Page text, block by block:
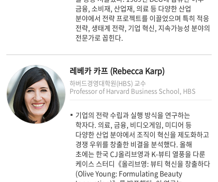
금융, 소비재, 산업재, 의료 등 다양한 산업
분야에서 전략 프로젝트를 이끌었으며 특히 적응
전략, 생태계 전략, 기업 혁신, 지속가능성 분야의
전문가로 꼽힌다.
레베카 카프 (Rebecca Karp)
하버드경영대학원(HBS) 교수
Professor of Harvard Business School, HBS
기업의 전략 수립과 실행 방식을 연구하는
학자다. 의료, 금융, 비디오게임, 미디어 등
다양한 산업 분야에서 조직이 혁신을 제도화하고
경쟁 우위를 창출한 비결을 분석했다. 올해
초에는 한국 CJ올리브영과 K-뷰티 열풍을 다룬
케이스 스터디《올리브영: 뷰티 혁신을 창출하다
(Olive Young: Formulating Beauty